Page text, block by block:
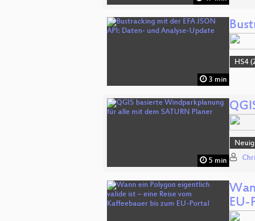
3 min
HS4
5 min
EU-